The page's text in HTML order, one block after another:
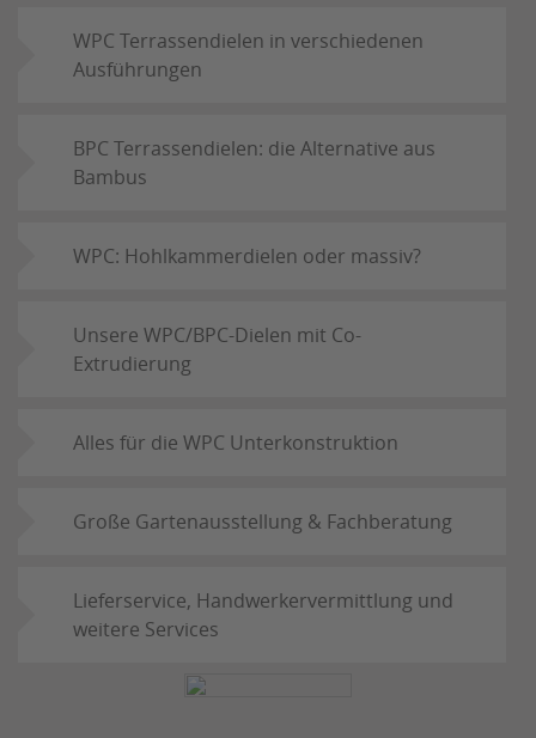
WPC Terrassendielen in verschiedenen
Ausführungen
BPC Terrassendielen: die Alternative aus
Bambus
WPC: Hohlkammerdielen oder massiv?
Unsere WPC/BPC-Dielen mit Co-
Extrudierung
Alles für die WPC Unterkonstruktion
Große Gartenausstellung & Fachberatung
Lieferservice, Handwerkervermittlung und
weitere Services